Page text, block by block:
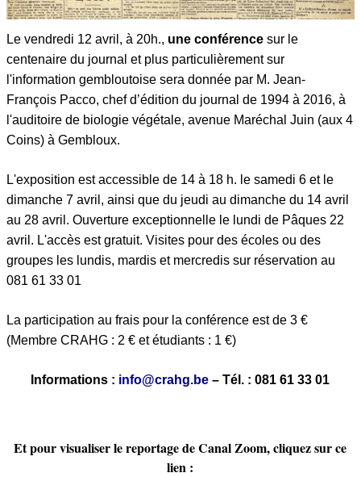
Le vendredi 12 avril, à 20h., une conférence sur le
centenaire du journal et plus particulièrement sur
l'information gembloutoise sera donnée par M. Jean-
François Pacco, chef d’édition du journal de 1994 à 2016, à
l'auditoire de biologie végétale, avenue Maréchal Juin (aux 4
Coins) à Gembloux.
L'exposition est accessible de 14 à 18 h. le samedi 6 et le
dimanche 7 avril, ainsi que du jeudi au dimanche du 14 avril
au 28 avril. Ouverture exceptionnelle le lundi de Pâques 22
avril. L'accès est gratuit. Visites pour des écoles ou des
groupes les lundis, mardis et mercredis sur réservation au
081 61 33 01
La participation au frais pour la conférence est de 3 €
(Membre CRAHG : 2 € et étudiants : 1 €)
Informations : info@crahg.be – Tél. : 081 61 33 01
Et pour visualiser le reportage de Canal Zoom, cliquez sur ce
lien :